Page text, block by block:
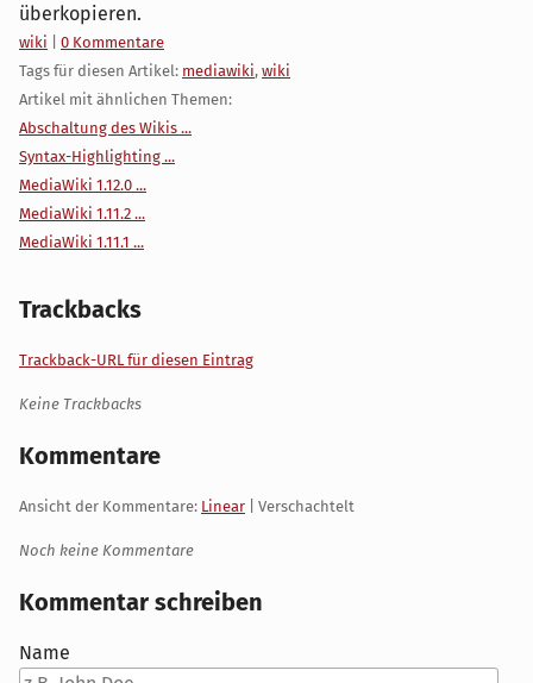
überkopieren.
Kategorien:
wiki
0 Kommentare
Tags für diesen Artikel: mediawiki, wiki
Artikel mit ähnlichen Themen:
Abschaltung des Wikis ...
Syntax-Highlighting ...
MediaWiki 1.12.0 ...
MediaWiki 1.11.2 ...
MediaWiki 1.11.1 ...
Trackbacks
Trackback-URL für diesen Eintrag
Keine Trackbacks
Kommentare
Ansicht der Kommentare: Linear | Verschachtelt
Noch keine Kommentare
Kommentar schreiben
Name